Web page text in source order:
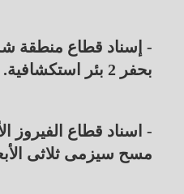
- إسناد قطاع منطقة
بحفر 2 بئر استكشافية.
- اسناد قطاع
مسح سيزمى ثلاثى الأبعاد وحفر 1